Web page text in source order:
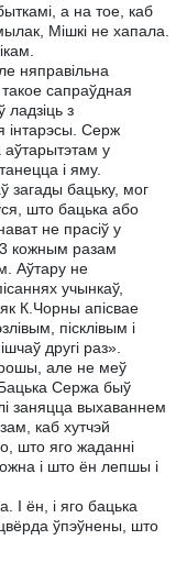
а на тое, каб
Мішкі не хапала.
няправільна
сапраўдная
з
інтарэсы. Серж
аўтарытэтам у
і яму.
загады бацьку, мог
што бацька або
не прасіў у
кожным разам
Аўтару не
учынкаў,
К.Чорны апісвае
пісклівым і
другі раз».
але не меў
Сержа быў
заняцца выхаваннем
каб хутчэй
што яго жаданні
і што ён лепшы і
I ён, і яго бацька
ўпэўнены, што